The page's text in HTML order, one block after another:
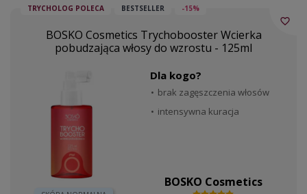
TRYCHOLOG POLECA BESTSELLER -15%
BOSKO Cosmetics Trychobooster Wcierka
pobudzająca włosy do wzrostu - 125ml
Dla kogo?
brak zagęszczenia włosów
intensywna kuracja
BOSKO Cosmetics
favorite_border